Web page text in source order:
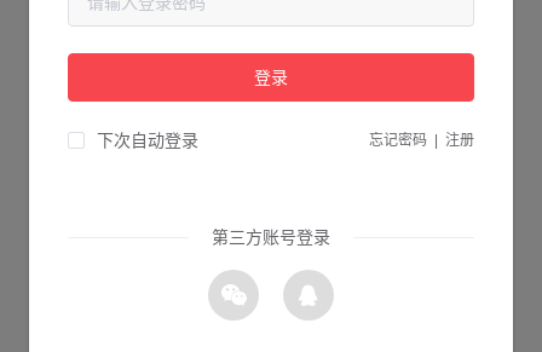
请检查您输入的网址是否正确，或点击下面的按钮返回首页。
登录
下次自动登录 忘记密码 注册
第三方账号登录